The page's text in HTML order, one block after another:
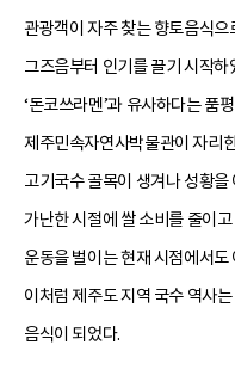
관광객이 자주 찾는 향토음식으
그즈음부터 인기를 끌기 시작하
‘돈코쓰라멘’과 유사하다는 품
제주민속자연사박물관이 자리
고기국수 골목이 생겨나 성황을
가난한 시절에 쌀 소비를 줄이
운동을 벌이는 현재 시점에서
이처럼 제주도 지역 국수 역사
음식이 되었다.